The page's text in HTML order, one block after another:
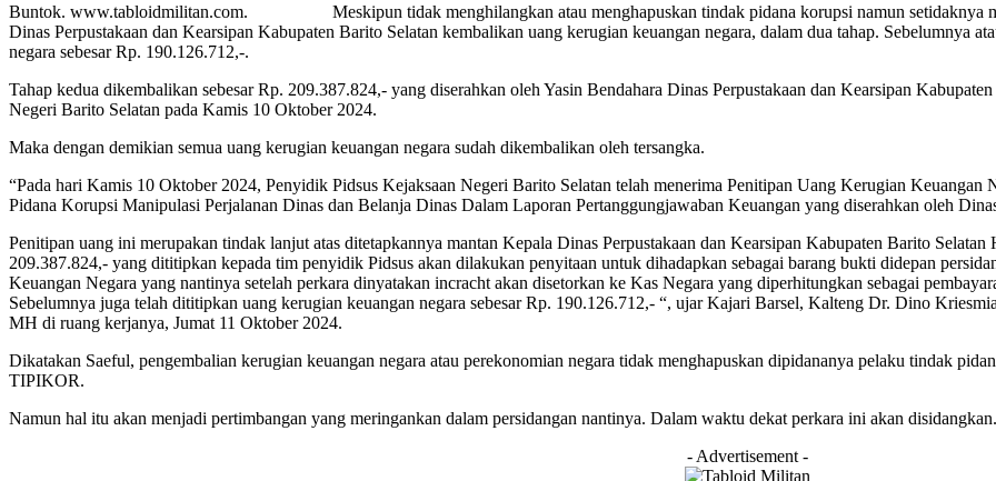
Buntok. www.tabloidmilitan.com. Meskipun tidak menghilangkan atau menghapuskan tindak pidana korupsi namun setidaknya
Dinas Perpustakaan dan Kearsipan Kabupaten Barito Selatan kembalikan uang kerugian keuangan negara, dalam dua tahap. Sebelumnya
negara sebesar Rp. 190.126.712,-.
Tahap kedua dikembalikan sebesar Rp. 209.387.824,- yang diserahkan oleh Yasin Bendahara Dinas Perpustakaan dan Kearsipan
Negeri Barito Selatan pada Kamis 10 Oktober 2024.
Maka dengan demikian semua uang kerugian keuangan negara sudah dikembalikan oleh tersangka.
“Pada hari Kamis 10 Oktober 2024, Penyidik Pidsus Kejaksaan Negeri Barito Selatan telah menerima Penitipan Uang Kerugian Keuangan
Pidana Korupsi Manipulasi Perjalanan Dinas dan Belanja Dinas Dalam Laporan Pertanggungjawaban Keuangan yang diserahkan oleh
Penitipan uang ini merupakan tindak lanjut atas ditetapkannya mantan Kepala Dinas Perpustakaan dan Kearsipan Kabupaten Barito Selatan
209.387.824,- yang dititipkan kepada tim penyidik Pidsus akan dilakukan penyitaan untuk dihadapkan sebagai barang bukti didepan
Keuangan Negara yang nantinya setelah perkara dinyatakan incracht akan disetorkan ke Kas Negara yang diperhitungkan sebagai
Sebelumnya juga telah dititipkan uang kerugian keuangan negara sebesar Rp. 190.126.712,- “, ujar Kajari Barsel, Kalteng Dr. Dino
MH di ruang kerjanya, Jumat 11 Oktober 2024.
Dikatakan Saeful, pengembalian kerugian keuangan negara atau perekonomian negara tidak menghapuskan dipidananya pelaku tindak
TIPIKOR.
Namun hal itu akan menjadi pertimbangan yang meringankan dalam persidangan nantinya. Dalam waktu dekat perkara ini akan
- Advertisement -